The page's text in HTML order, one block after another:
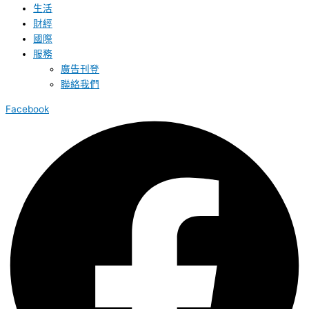
生活
財經
國際
服務
廣告刊登
聯絡我們
Facebook